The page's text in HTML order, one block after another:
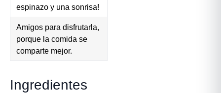
espinazo y una sonrisa!
Amigos para disfrutarla,
porque la comida se
comparte mejor.
Ingredientes